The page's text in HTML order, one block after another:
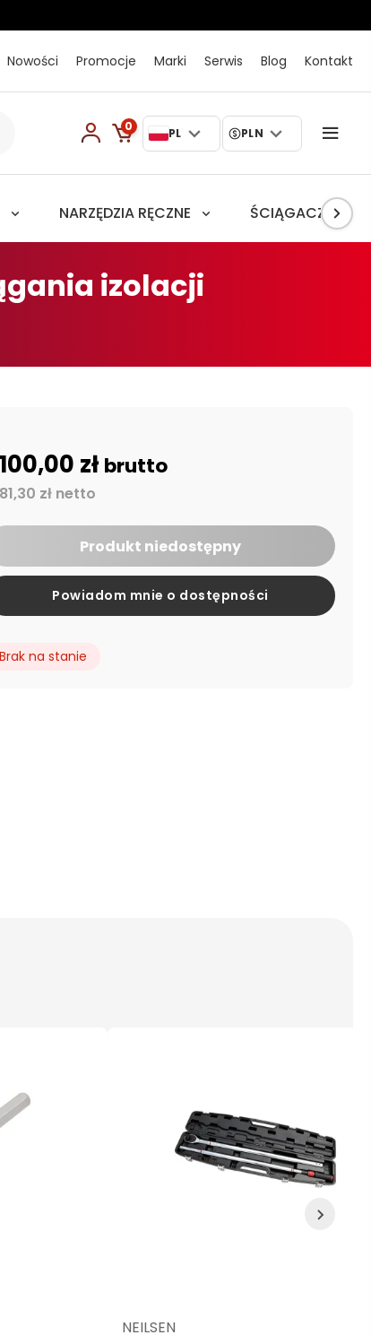
Nowości Promocje Marki Serwis Blog Kontakt
0 PL PLN
NARZĘDZIA RĘCZNE ŚCIĄGACZE
izolacji
100,00 złbrutto
81,30 zł netto
Produkt niedostępny
Powiadom mnie o dostępności
Brak na stanie
NEILSEN